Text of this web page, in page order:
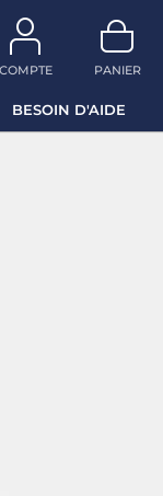
COMPTE PANIER
BESOIN D'AIDE